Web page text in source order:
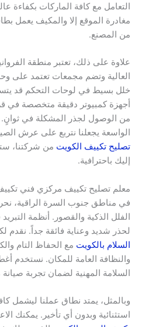
التعامل مع كافة الماركات
مغادرة الموقع إلا والمكيف يعمل
من المصنع.
علاوة على ذلك، تعتبر منطقة
العالية وتضم مجمعات تعتمد على
خلل بسيط في لوحات التحكم قد
أجهزة كمبيوتر دقيقة متخصصة في
من الوصول لجذر المشكلة في ثوانٍ.
الواسعة يجعلنا نتربع على عرش
تصليح تكييف الكويت من شركتنا،
إليك باحترافية.
معلم تصليح تكييف مركزي فني
في مناطق جنوب السرة الراقية،
الفلل الذكية والقصور. أنظمة
لحذر شديد وعناية فائقة جداً. نقدم
السلام بالكويت مع الحفاظ التام
والنظافة العامة للمكان. نستخدم
السلامة المهنية لضمان تجربة
وبالمثل، يمتد نطاق عملنا ليشمل
استثنائية وبدون أي تأخير. يمكنك